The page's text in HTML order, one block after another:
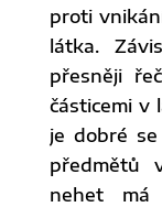
proti
látka.
přesněji
částicemi v
je dobré
předmětů
nehet má